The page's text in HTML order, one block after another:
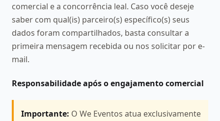
comercial e a concorrência leal. Caso você deseje
saber com qual(is) parceiro(s) específico(s) seus
dados foram compartilhados, basta consultar a
primeira mensagem recebida ou nos solicitar por e-
mail.
Responsabilidade após o engajamento comercial
Importante: O We Eventos atua exclusivamente